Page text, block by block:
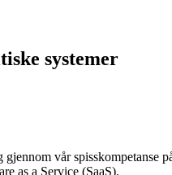
systemer
vår spisskompetanse
as a Service (SaaS).